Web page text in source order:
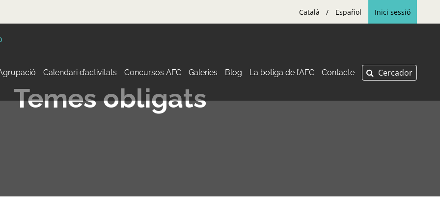
Català Español Inici sessió
Agrupació Calendari d’activitats Concursos AFC Galeries Blog La botiga de l’AFC Contacte
Temes obligats